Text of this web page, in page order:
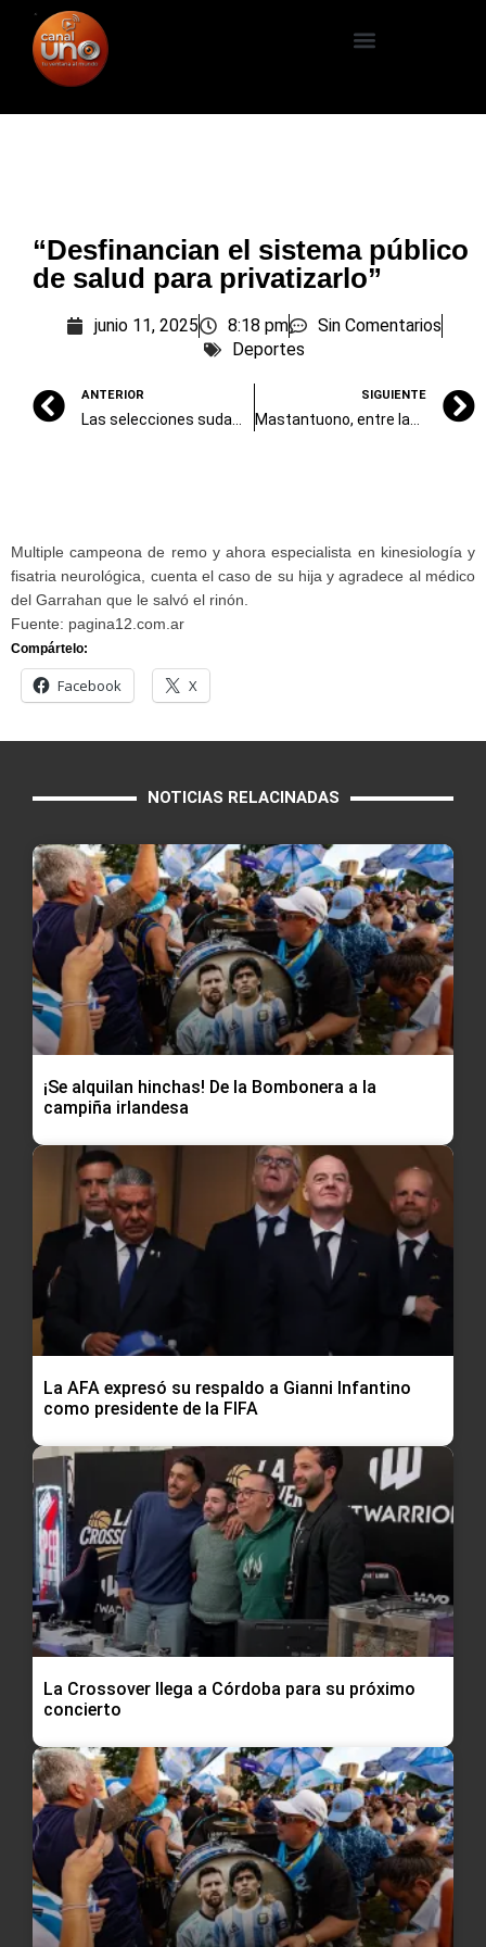
“Desfinancian el sistema público
de salud para privatizarlo”
junio 11, 2025 8:18 pm
Sin Comentarios
Deportes
ANTERIOR SIGUIENTE
Multiple campeona de remo y ahora especialista en kinesiología y
fisatria neurológica, cuenta el caso de su hija y agradece al médico
del Garrahan que le salvó el rinón.
Fuente: pagina12.com.ar
Compártelo:
Facebook X
NOTICIAS RELACINADAS
¡Se alquilan hinchas! De la Bombonera a la
campiña irlandesa
La AFA expresó su respaldo a Gianni Infantino
como presidente de la FIFA
La Crossover llega a Córdoba para su próximo
concierto